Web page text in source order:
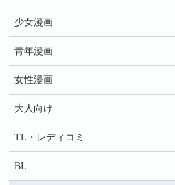
少女漫画
青年漫画
女性漫画
大人向け
TL・レディコミ
BL